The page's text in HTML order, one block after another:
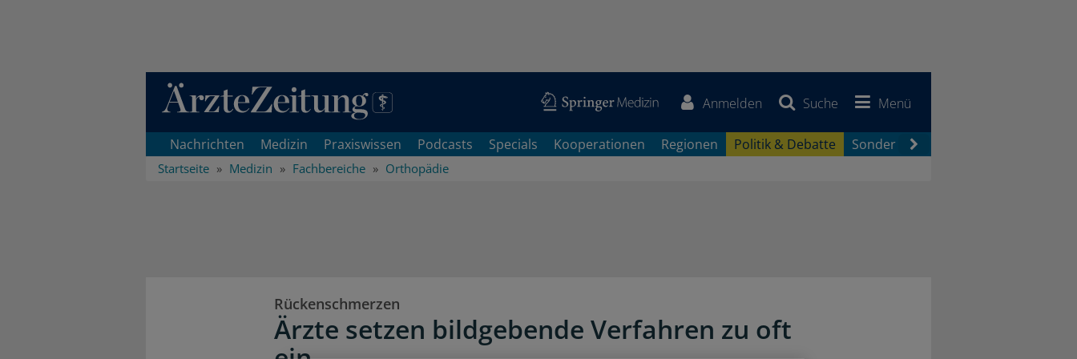
Direkt zum Inhaltsbereich
Anmelden
Suche Menü
Nachrichten Medizin Praxiswissen Podcasts Specials Kooperationen Regionen Politik & Debatte Sonderberichte
Startseite Medizin Fachbereiche Orthopädie
Rückenschmerzen
Ärzte setzen bildgebende Verfahren zu oft